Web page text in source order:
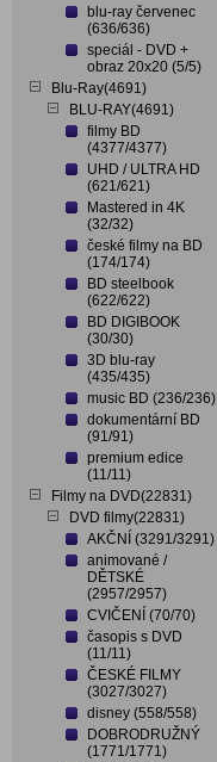
blu-ray červenec
(636/636)
speciál - DVD +
obraz 20x20 (5/5)
Blu-Ray(4691)
BLU-RAY(4691)
filmy BD
(4377/4377)
UHD / ULTRA HD
(621/621)
Mastered in 4K
(32/32)
české filmy na BD
(174/174)
BD steelbook
(622/622)
BD DIGIBOOK
(30/30)
3D blu-ray
(435/435)
music BD (236/236)
dokumentární BD
(91/91)
premium edice
(11/11)
Filmy na DVD(22831)
DVD filmy(22831)
AKČNÍ (3291/3291)
animované /
DĚTSKÉ
(2957/2957)
CVIČENÍ (70/70)
časopis s DVD
(11/11)
ČESKÉ FILMY
(3027/3027)
disney (558/558)
DOBRODRUŽNÝ
(1771/1771)